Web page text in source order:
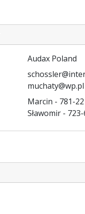
Audax Poland
muchaty@wp.pl
Marcin - 781-
Sławomir -